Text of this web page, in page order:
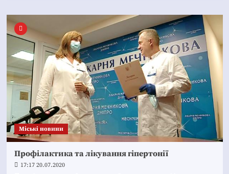
Mіські новини
Профілактика та лікування гіпертонії
17:17 20.07.2020